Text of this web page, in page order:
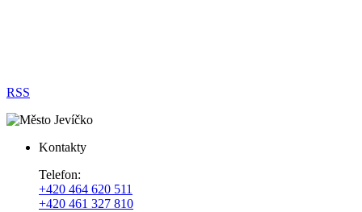
RSS
Kontakty
Telefon:
+420 464 620 511
+420 461 327 810